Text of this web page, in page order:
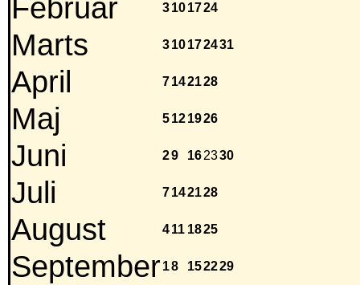
Februar 3101724
Marts 310172431
April 7142128
Maj 5121926
Juni 29 162330
Juli 7142128
August 411 1825
September 18 152229